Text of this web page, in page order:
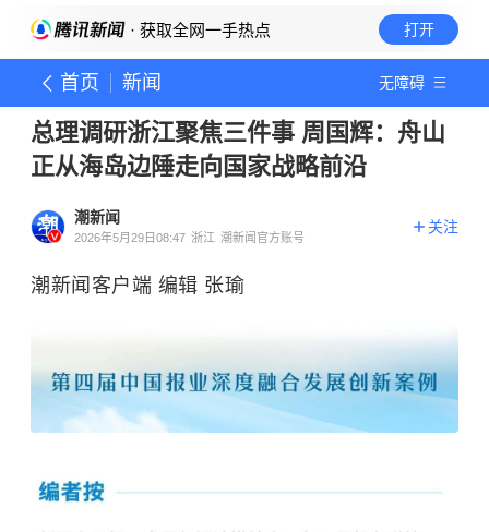
· 获取全网一手热点 打开
首页 新闻 无障碍
总理调研浙江聚焦三件事 周国辉：舟山
正从海岛边陲走向国家战略前沿
潮新闻
2026年5月29日08:47 浙江 潮新闻官方账号
关注
潮新闻客户端 编辑 张瑜